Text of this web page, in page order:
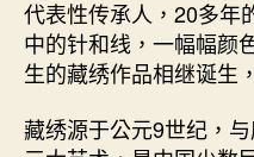
代表性传承人，20多年
中的针和线，一幅幅颜
生的藏绣作品相继诞生
藏绣源于公元9世纪，